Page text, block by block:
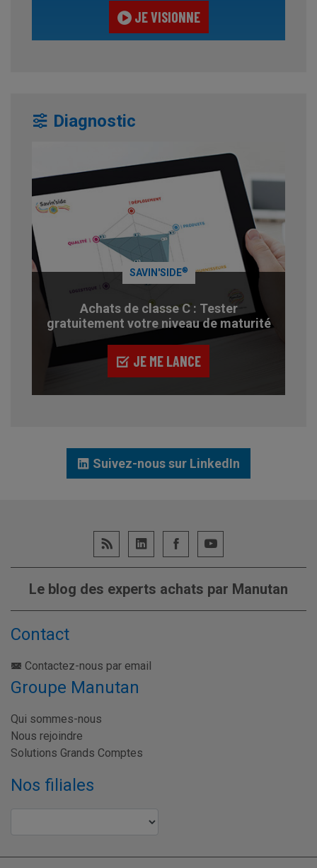
JE VISIONNE
Diagnostic
SAVIN'SIDE®
Achats de classe C : Tester
gratuitement votre niveau de maturité
JE ME LANCE
Suivez-nous sur LinkedIn
Le blog des experts achats par Manutan
Contact
Contactez-nous par email
Groupe Manutan
Qui sommes-nous
Nous rejoindre
Solutions Grands Comptes
Nos filiales